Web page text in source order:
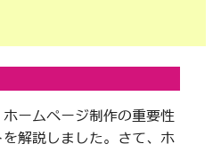
ームページ制作の重要性
解説しました。さて、ホ